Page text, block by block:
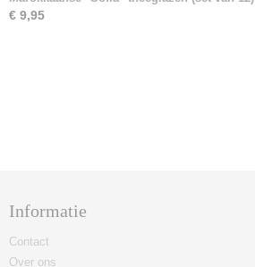
€ 9,95
Informatie
Contact
Over ons